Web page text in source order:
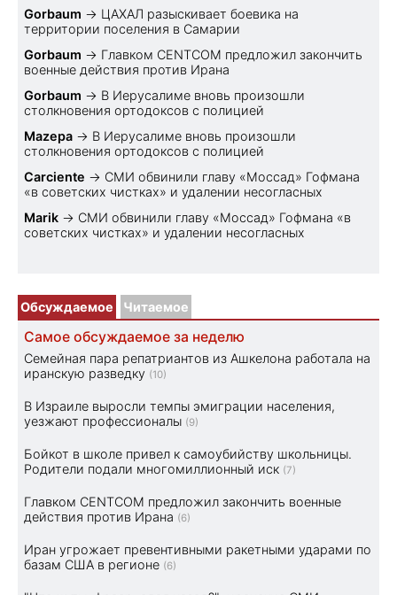
Gorbaum → ЦАХАЛ разыскивает боевика на
территории поселения в Самарии
Gorbaum → Главком CENTCOM предложил закончить
военные действия против Ирана
Gorbaum → В Иерусалиме вновь произошли
столкновения ортодоксов с полицией
Mazepa → В Иерусалиме вновь произошли
столкновения ортодоксов с полицией
Carciente → СМИ обвинили главу «Моссад» Гофмана
«в советских чистках» и удалении несогласных
Marik → СМИ обвинили главу «Моссад» Гофмана «в
советских чистках» и удалении несогласных
Обсуждаемое Читаемое
Самое обсуждаемое за неделю
Семейная пара репатриантов из Ашкелона работала на
иранскую разведку (10)
В Израиле выросли темпы эмиграции населения,
уезжают профессионалы (9)
Бойкот в школе привел к самоубийству школьницы.
Родители подали многомиллионный иск (7)
Главком CENTCOM предложил закончить военные
действия против Ирана (6)
Иран угрожает превентивными ракетными ударами по
базам США в регионе (6)